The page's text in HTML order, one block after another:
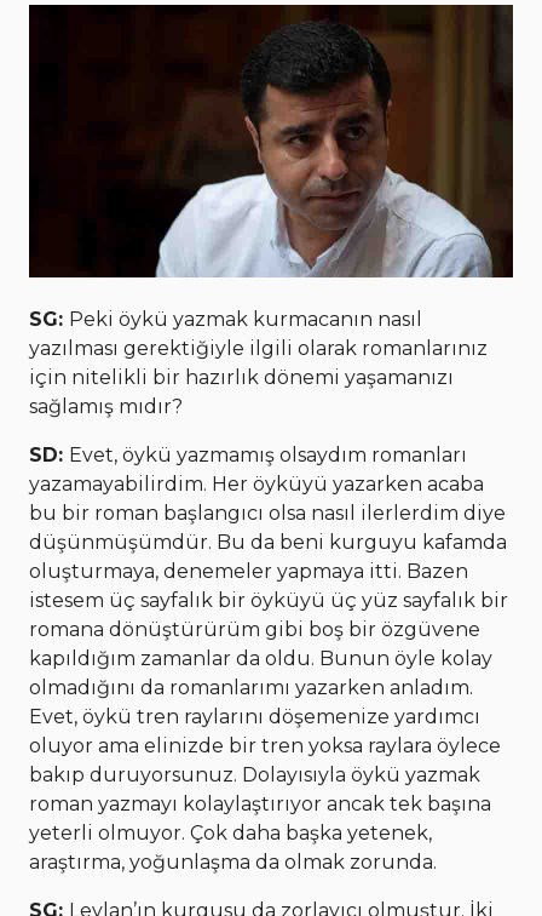
SG: Peki öykü yazmak kurmacanın nasıl
yazılması gerektiğiyle ilgili olarak romanlarınız
için nitelikli bir hazırlık dönemi yaşamanızı
sağlamış mıdır?
SD: Evet, öykü yazmamış olsaydım romanları
yazamayabilirdim. Her öyküyü yazarken acaba
bu bir roman başlangıcı olsa nasıl ilerlerdim diye
düşünmüşümdür. Bu da beni kurguyu kafamda
oluşturmaya, denemeler yapmaya itti. Bazen
istesem üç sayfalık bir öyküyü üç yüz sayfalık bir
romana dönüştürürüm gibi boş bir özgüvene
kapıldığım zamanlar da oldu. Bunun öyle kolay
olmadığını da romanlarımı yazarken anladım.
Evet, öykü tren raylarını döşemenize yardımcı
oluyor ama elinizde bir tren yoksa raylara öylece
bakıp duruyorsunuz. Dolayısıyla öykü yazmak
roman yazmayı kolaylaştırıyor ancak tek başına
yeterli olmuyor. Çok daha başka yetenek,
araştırma, yoğunlaşma da olmak zorunda.
SG: Leylan’ın kurgusu da zorlayıcı olmuştur. İki